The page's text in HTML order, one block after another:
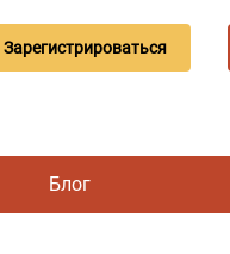
Зарегистрироваться
Блог